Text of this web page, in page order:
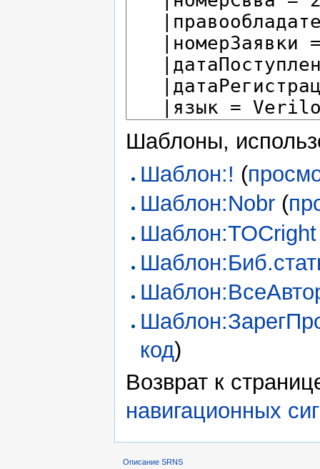
Шаблоны,
Шаблон:! (
Шаблон:Nobr (
Шаблон:TOCright
код)
Возврат к
навигационных
Описание SRNS